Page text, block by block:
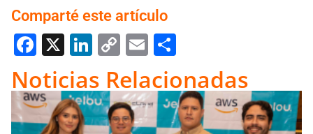
Comparté este artículo
Facebook
X LinkedIn
Copy
Link
Email
Noticias Relacionadas